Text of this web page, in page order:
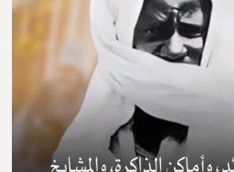
© Copyright 2025, APS